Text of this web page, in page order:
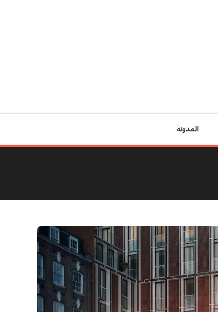
المدونة